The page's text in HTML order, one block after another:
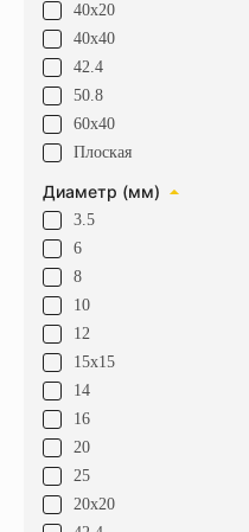
40х20
40х40
42.4
50.8
60х40
Плоская
Диаметр (мм)
3.5
6
8
10
12
15х15
14
16
20
25
20х20